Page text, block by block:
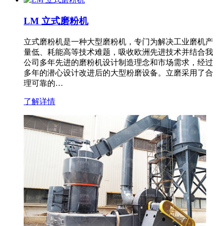
LM 立式磨粉机
立式磨粉机是一种大型磨粉机，专门为解决工业磨机产
量低、耗能高等技术难题，吸收欧洲先进技术并结合我
公司多年先进的磨粉机设计制造理念和市场需求，经过
多年的潜心设计改进后的大型粉磨设备。立磨采用了合
理可靠的…
了解详情